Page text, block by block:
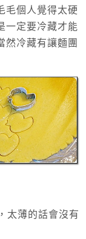
毛個人覺得太硬
一定要冷藏才能
然冷藏有讓麵團
太薄的話會沒有